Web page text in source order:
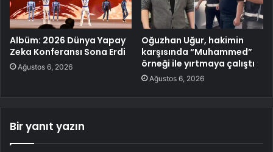
Albüm: 2026 Dünya Yapay
Zeka Konferansı Sona Erdi
Ağustos 6, 2026
Oğuzhan Uğur, hakimin
karşısında “Muhammed”
örneği ile yırtmaya çalıştı
Ağustos 6, 2026
Bir yanıt yazın